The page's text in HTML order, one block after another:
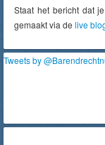
Staat het bericht dat
gemaakt via de live
Tweets by